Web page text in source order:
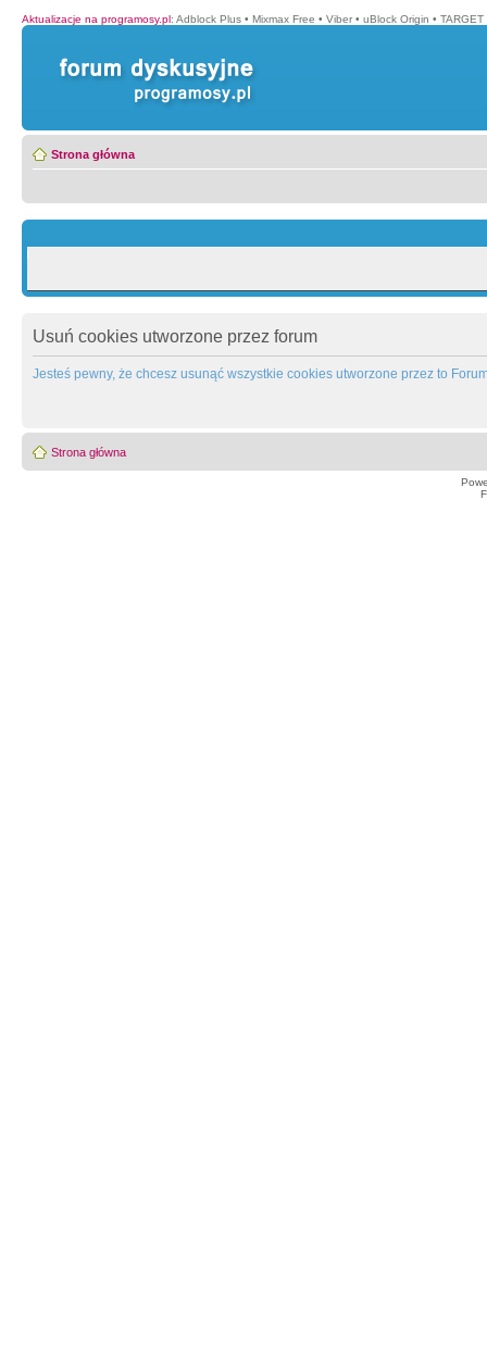
Aktualizacje na programosy.pl: Adblock Plus • Mixmax Free • Viber • uBlock Origin •
Strona główna
Usuń cookies utworzone przez forum
Jesteś pewny, że chcesz usunąć wszystkie cookies utworzone przez to
Strona główna